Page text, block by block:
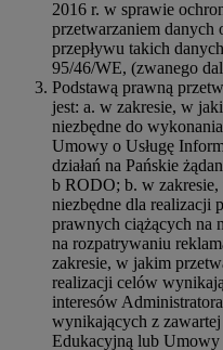
2016 r. w sprawie
przetwarzaniem
przepływu takich
95/46/WE, (zwanego
Podstawą prawną
jest: a. w zakresie, w
niezbędne do
Umowy o Usługę
działań na Pańskie
b RODO; b. w
niezbędne dla realizacji
prawnych ciążących na
na rozpatrywaniu
zakresie, w jakim
realizacji celów
interesów
wynikających z
Edukacyjną lub Umowy